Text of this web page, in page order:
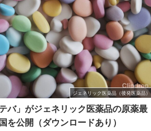
ジェネリック医薬品（後発医薬品）
バ」がジェネリック医薬品の原薬最
を公開（ダウンロードあり）